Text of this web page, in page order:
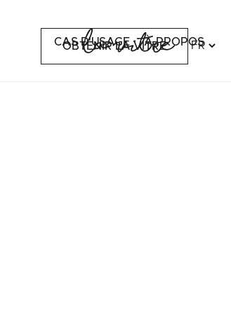
CAS D'USAGE À PROPOS
OBTENIR LA VITRE